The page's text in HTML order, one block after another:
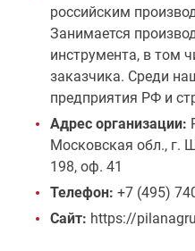
российским
Занимается
инструмента, в том
заказчика. Среди
предприятия РФ и
Адрес организации:
Московская обл., г.
198, оф. 41
Телефон: +7 (495)
Сайт: https://